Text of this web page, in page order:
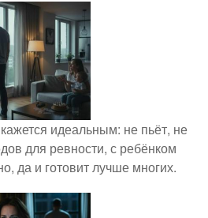
идеальным: не пьёт, не
для ревности, с ребёнком
да и готовит лучше многих.